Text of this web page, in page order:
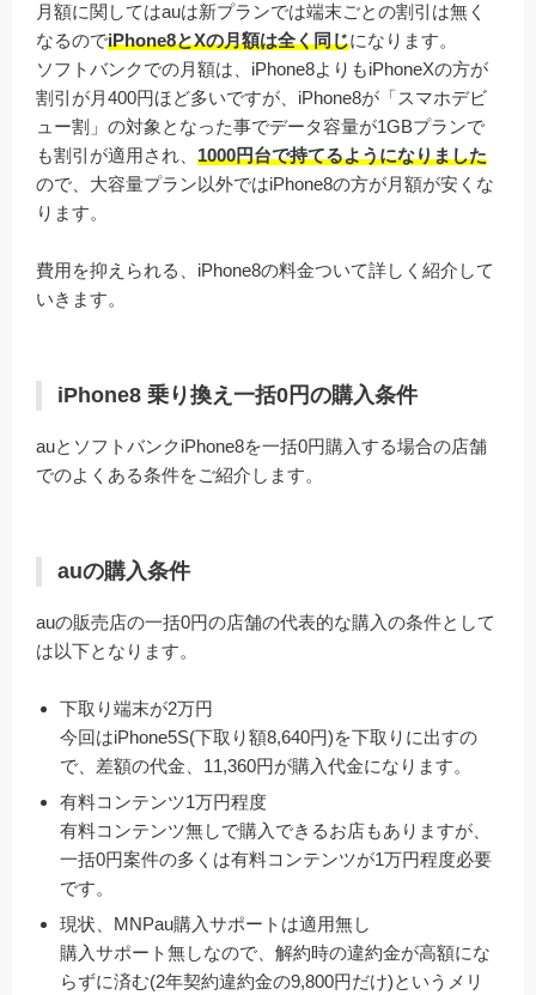
月額に関してはauは新プランでは端末ごとの割引は無く
なるのでiPhone8とXの月額は全く同じになります。
ソフトバンクでの月額は、iPhone8よりもiPhoneXの方が
割引が月400円ほど多いですが、iPhone8が「スマホデビ
ュー割」の対象となった事でデータ容量が1GBプランで
も割引が適用され、 1000円台で持てるようになりました
ので、大容量プラン以外ではiPhone8の方が月額が安くな
ります。
費用を抑えられる、iPhone8の料金ついて詳しく紹介して
いきます。
iPhone8 乗り換え一括0円の購入条件
auとソフトバンクiPhone8を一括0円購入する場合の店舗
でのよくある条件をご紹介します。
auの購入条件
auの販売店の一括0円の店舗の代表的な購入の条件として
は以下となります。
下取り端末が2万円
今回はiPhone5S(下取り額8,640円)を下取りに出すの
で、差額の代金、11,360円が購入代金になります。
有料コンテンツ1万円程度
有料コンテンツ無しで購入できるお店もありますが、
一括0円案件の多くは有料コンテンツが1万円程度必要
です。
現状、MNPau購入サポートは適用無し
購入サポート無しなので、解約時の違約金が高額にな
らずに済む(2年契約違約金の9,800円だけ)というメリ